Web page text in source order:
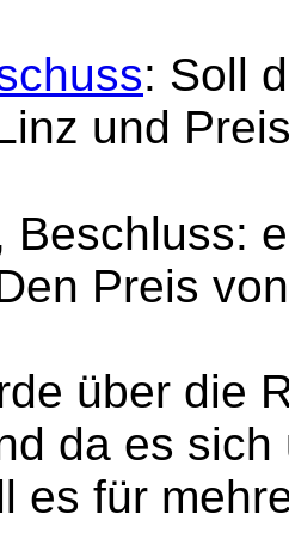
: Soll
und
Beschluss:
Preis
über die
da es
es für